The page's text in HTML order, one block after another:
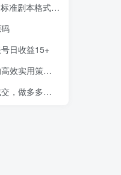
主线剧情把控、审稿避坑全套实操教学
日收益15+
避短择、利己型相亲对象
定被动收入【揭秘】